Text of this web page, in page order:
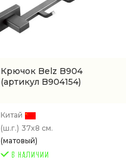
Крючок Belz B904
(артикул B904154)
Китай
(ш.г.) 37x8 см.
(матовый)